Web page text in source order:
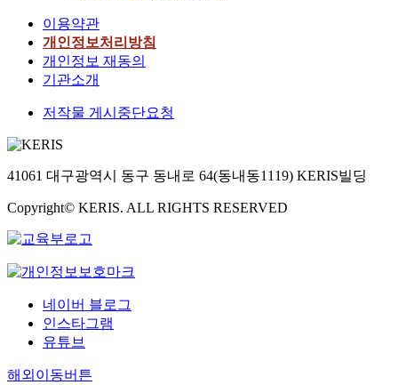
이용약관
개인정보처리방침
개인정보 재동의
기관소개
저작물 게시중단요청
41061 대구광역시 동구 동내로 64(동내동1119) KERIS빌딩
Copyright© KERIS. ALL RIGHTS RESERVED
네이버 블로그
인스타그램
유튜브
해외이동버튼